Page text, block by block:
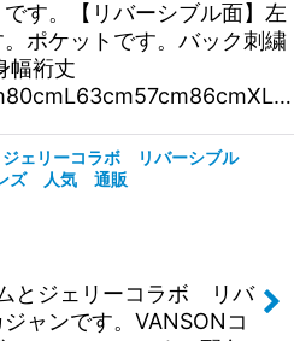
す。【リバーシブル面】左
ポケットです。バック刺繍
幅裄丈
ェリーコラボ リバーシブル
ズ 人気 通販
とジェリーコラボ リバ
ャンです。VANSONコ